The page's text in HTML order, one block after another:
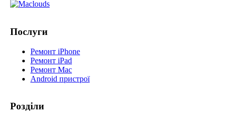
Послуги
Ремонт iPhone
Ремонт iPad
Ремонт Mac
Android пристрої
Розділи